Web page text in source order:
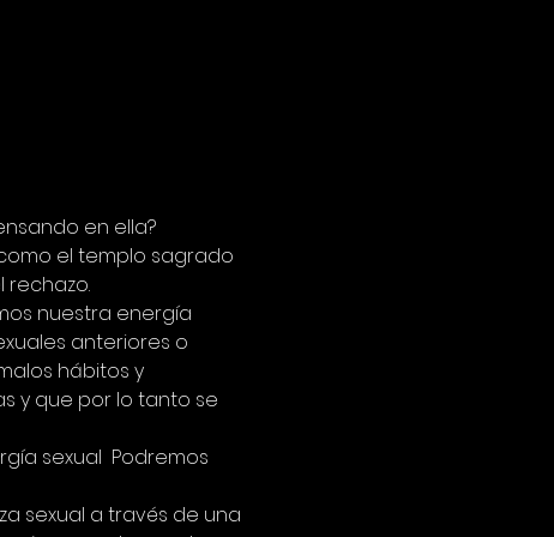
en ella?
el templo sagrado
rechazo.
nuestra energía
anteriores o
hábitos y
y que por lo tanto se
sexual  Podremos
sexual a través de una